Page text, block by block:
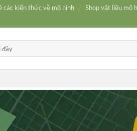
các kiến thức về mô hình Shop vật liệu mô